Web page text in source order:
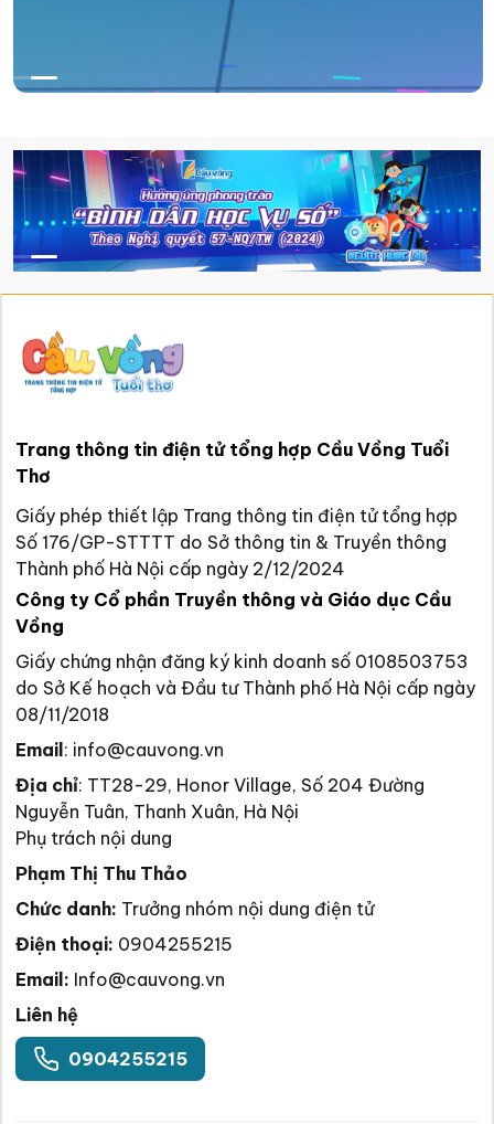
Trang thông tin điện tử tổng hợp Cầu Vồng Tuổi
Thơ
Giấy phép thiết lập Trang thông tin điện tử tổng hợp
Số 176/GP-STTTT do Sở thông tin & Truyền thông
Thành phố Hà Nội cấp ngày 2/12/2024
Công ty Cổ phần Truyền thông và Giáo dục Cầu
Vồng
Giấy chứng nhận đăng ký kinh doanh số 0108503753
do Sở Kế hoạch và Đầu tư Thành phố Hà Nội cấp ngày
08/11/2018
Email : info@cauvong.vn
Địa chỉ: TT28-29, Honor Village, Số 204 Đường
Nguyễn Tuân, Thanh Xuân, Hà Nội
Phụ trách nội dung
Phạm Thị Thu Thảo
Chức danh: Trưởng nhóm nội dung điện tử
Điện thoại: 0904255215
Email: Info@cauvong.vn
Liên hệ
0904255215